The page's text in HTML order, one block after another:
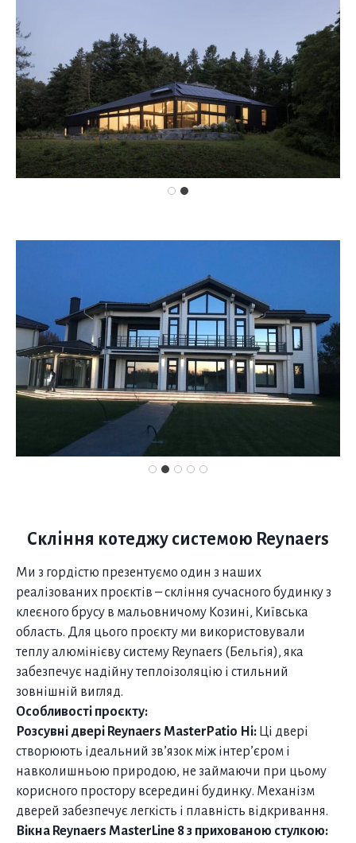
Скління котеджу системою Reynaers
Ми з гордістю презентуємо один з наших
реалізованих проєктів – скління сучасного будинку з
клеєного брусу в мальовничому Козині, Київська
область. Для цього проєкту ми використовували
теплу алюмінієву систему Reynaers (Бельгія), яка
забезпечує надійну теплоізоляцію і стильний
зовнішній вигляд.
Особливості проєкту:
Розсувні двері Reynaers MasterPatio Hi: Ці двері
створюють ідеальний зв’язок між інтер’єром і
навколишньою природою, не займаючи при цьому
корисного простору всередині будинку. Механізм
дверей забезпечує легкість і плавність відкривання.
Вікна Reynaers MasterLine 8 з прихованою стулкою: